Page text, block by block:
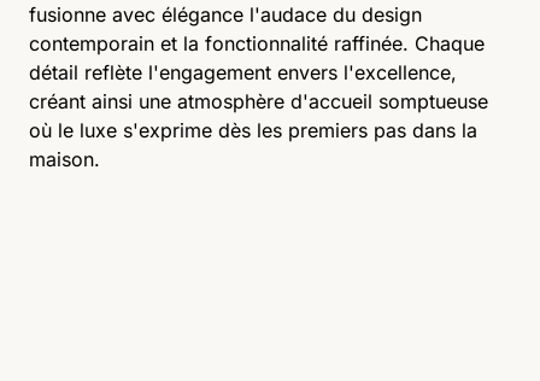
fusionne avec élégance l'audace du design
contemporain et la fonctionnalité raffinée. Chaque
détail reflète l'engagement envers l'excellence,
créant ainsi une atmosphère d'accueil somptueuse
où le luxe s'exprime dès les premiers pas dans la
maison.